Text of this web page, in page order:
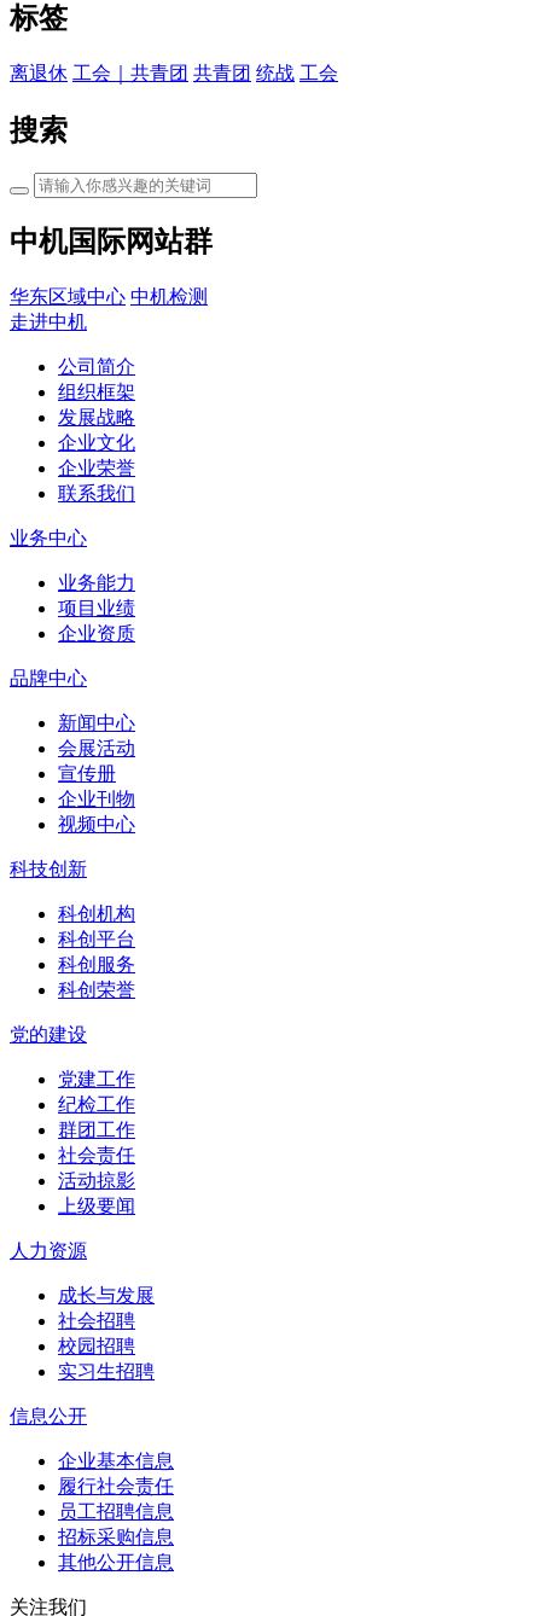
标签
离退休 工会｜共青团 共青团 统战 工会
搜索
中机国际网站群
华东区域中心 中机检测
走进中机
公司简介
组织框架
发展战略
企业文化
企业荣誉
联系我们
业务中心
业务能力
项目业绩
企业资质
品牌中心
新闻中心
会展活动
宣传册
企业刊物
视频中心
科技创新
科创机构
科创平台
科创服务
科创荣誉
党的建设
党建工作
纪检工作
群团工作
社会责任
活动掠影
上级要闻
人力资源
成长与发展
社会招聘
校园招聘
实习生招聘
信息公开
企业基本信息
履行社会责任
员工招聘信息
招标采购信息
其他公开信息
关注我们